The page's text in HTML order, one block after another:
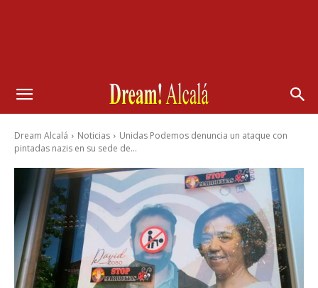
Dream Alcalá Noticias
Unidas Podemos denuncia un ataque con
pintadas nazis en su sede de...